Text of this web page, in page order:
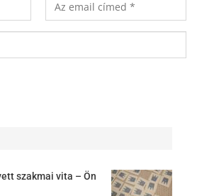
szakmai vita – Ön